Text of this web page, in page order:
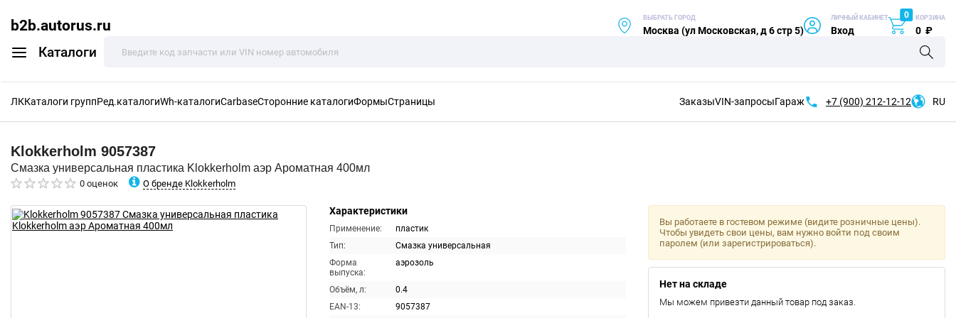
b2b.autorus.ru
Каталоги
ВЫБРАТЬ ГОРОД
Москва (ул Московская, д 6 стр 5)
ЛИЧНЫЙ КАБИНЕТ
Вход
0 КОРЗИНА
0 ₽
ЛККаталоги группРед.каталогиWh-каталогиCarbaseСторонние каталогиФормыСтраницы ЗаказыVIN-запросыГараж +7 (900) 212-12-12 RU
Klokkerholm 9057387
Смазка универсальная пластика Klokkerholm аэр Ароматная 400мл
0 оценок О бренде Klokkerholm
Характеристики
Применение:
пластик
Тип:
Смазка универсальная
Форма
выпуска:
аэрозоль
Объём, л:
0.4
EAN-13:
9057387
Вы работаете в гостевом режиме (видите розничные цены).
Чтобы увидеть свои цены, вам нужно войти под своим
паролем (или зарегистрироваться).
Нет на складе
Мы можем привезти данный товар под заказ.